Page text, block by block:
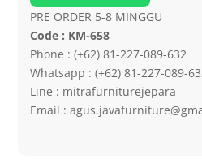
PRE ORDER 5-8 MINGGU
Code : KM-658
Phone : (+62) 81-227-089-632
Whatsapp : (+62) 81-227-089-
Line : mitrafurniturejepara
Email :